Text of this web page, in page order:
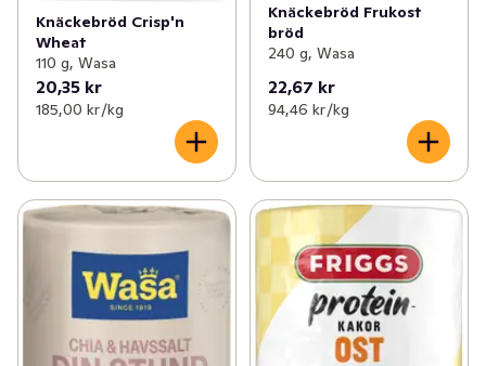
Knäckebröd Crisp'n
Wheat
110 g, Wasa
20,35 kr
185,00 kr /kg
Knäckebröd Frukost
bröd
240 g, Wasa
22,67 kr
94,46 kr /kg